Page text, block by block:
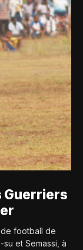
Guerriers
de football de
et Semassi, à